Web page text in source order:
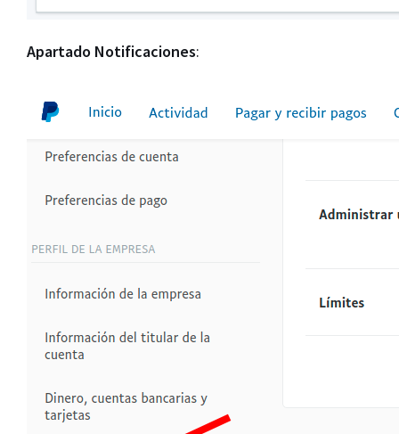
Apartado Notificaciones: